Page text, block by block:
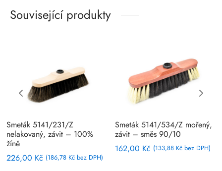
Související produkty
Smeták 5141/231/Z
nelakovaný, závit – 100%
žíně
226,00 Kč (186,78 Kčbez DPH)
Smeták 5141/534/Z mořený,
závit – směs 90/10
162,00 Kč (133,88 Kčbez DPH)